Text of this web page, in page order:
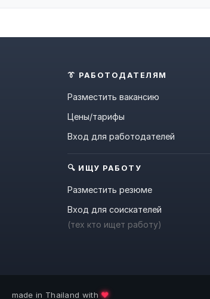
👔 РАБОТОДАТЕЛЯМ
Разместить вакансию
Цены/тарифы
Вход для работодателей
🔍 ИЩУ РАБОТУ
Разместить резюме
Вход для соискателей
(тех кто ищет работу)
made in Thailand with❤️